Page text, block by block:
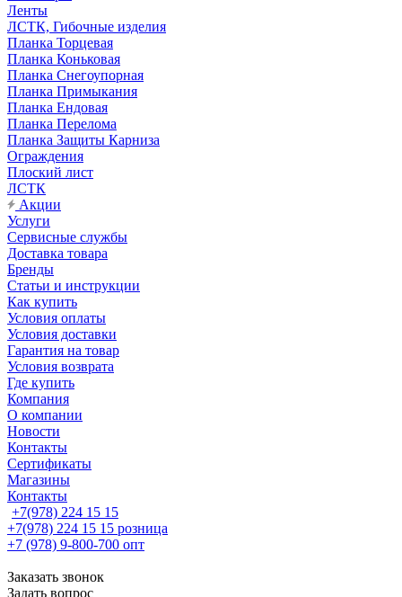
Ленты
ЛСТК, Гибочные изделия
Планка Торцевая
Планка Коньковая
Планка Снегоупорная
Планка Примыкания
Планка Ендовая
Планка Перелома
Планка Защиты Карниза
Ограждения
Плоский лист
ЛСТК
Акции
Услуги
Сервисные службы
Доставка товара
Бренды
Статьи и инструкции
Как купить
Условия оплаты
Условия доставки
Гарантия на товар
Условия возврата
Где купить
Компания
О компании
Новости
Контакты
Сертификаты
Магазины
Контакты
+7(978) 224 15 15
+7(978) 224 15 15 розница
+7 (978) 9-800-700 опт
Заказать звонок
Задать вопрос